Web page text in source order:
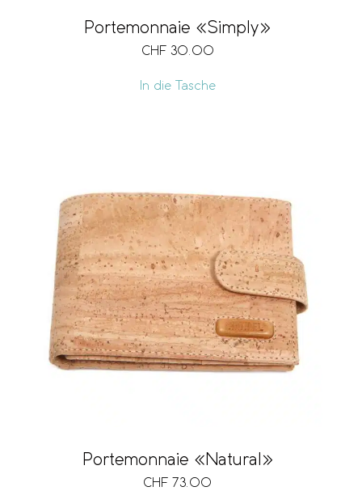
Portemonnaie «Simply»
CHF 30.00
In die Tasche
Portemonnaie «Natural»
CHF 73.00